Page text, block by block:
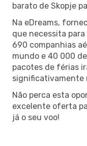
barato de Skopje
Na eDreams,
que necessita
690 companhias
mundo e 40 000
pacotes de férias
significativamente
Não perca esta
excelente oferta
já o seu voo!